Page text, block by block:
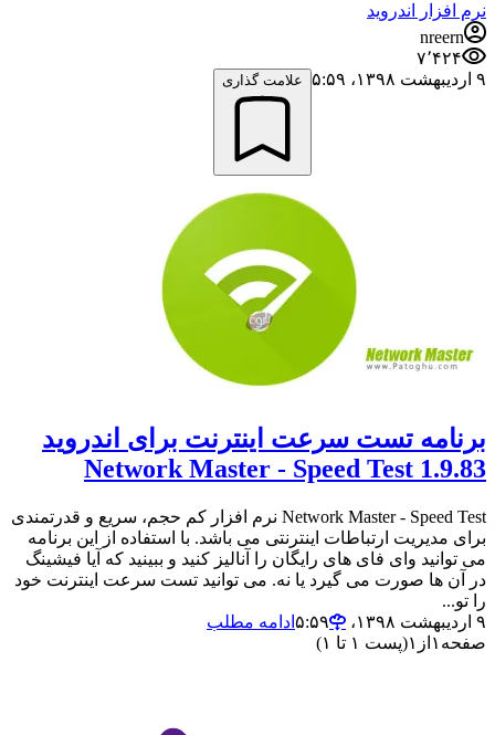
نرم افزار اندروید
nreern
۷٬۴۲۴
۹ اردیبهشت ۱۳۹۸،‏ ۵:۵۹
علامت گذاری
برنامه تست سرعت اینترنت برای اندروید
Network Master - Speed Test 1.9.83
Network Master - Speed Test نرم افزار کم حجم، سریع و قدرتمندی
برای مدیریت ارتباطات اینترنتی می باشد. با استفاده از این برنامه
می توانید وای فای های رایگان را آنالیز کنید و ببینید که آیا فیشینگ
در آن ها صورت می گیرد یا نه. می توانید تست سرعت اینترنت خود
را تو...
۹ اردیبهشت ۱۳۹۸،‏ ۵:۵۹
ادامه مطلب
صفحه ۱ از ۱(پست ۱ تا ۱)